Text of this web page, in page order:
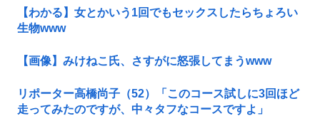
【わかる】女とかいう1回でもセックスしたらちょろい
生物www
【画像】みけねこ氏、さすがに怒張してまうwww
リポーター高橋尚子（52）「このコース試しに3回ほど
走ってみたのですが、中々タフなコースですよ」